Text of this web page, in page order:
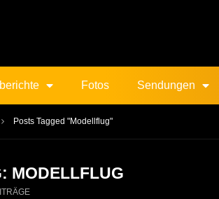
Fotos Sendungen
Posts Tagged "Modellflug"
MODELLFLUG